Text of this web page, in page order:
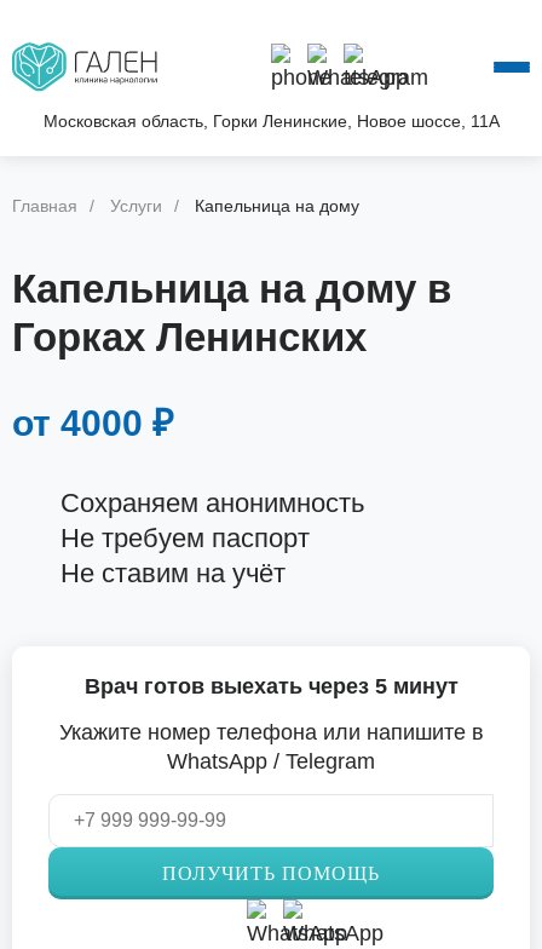
Московская область, Горки Ленинские, Новое шоссе, 11А
О КЛИНИКЕ
УСЛУГИ
КОНТАКТЫ
Главная Услуги Капельница на дому
Капельница на дому в
Горках Ленинских
от 4000 ₽
Сохраняем анонимность
Не требуем паспорт
Не ставим на учёт
Врач готов выехать через 5 минут
Укажите номер телефона или напишите в
WhatsApp / Telegram
ПОЛУЧИТЬ ПОМОЩЬ